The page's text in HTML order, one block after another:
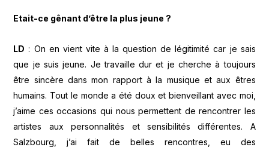
Etait-ce gênant d’être la plus jeune ?
LD : On en vient vite à la question de légitimité car je sais
que je suis jeune. Je travaille dur et je cherche à toujours
être sincère dans mon rapport à la musique et aux êtres
humains. Tout le monde a été doux et bienveillant avec moi,
j’aime ces occasions qui nous permettent de rencontrer les
artistes aux personnalités et sensibilités différentes. A
Salzbourg, j’ai fait de belles rencontres, eu des